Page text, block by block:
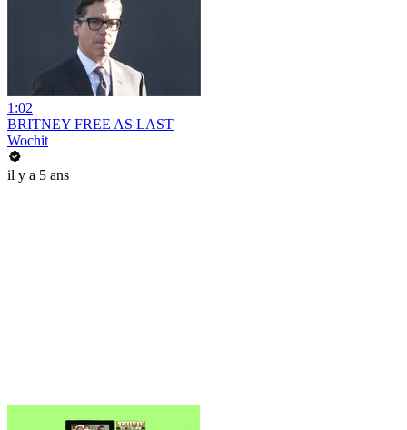
1:02
BRITNEY FREE AS LAST
Wochit
il y a 5 ans